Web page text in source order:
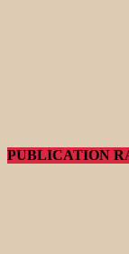
PUBLICATION